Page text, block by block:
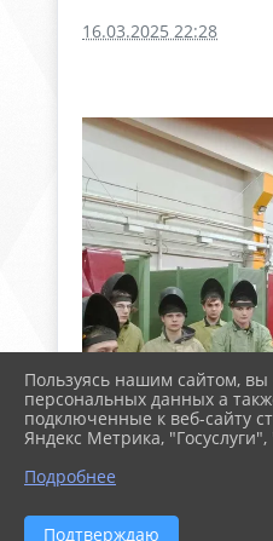
16.03.2025 22:28
Пользуясь нашим сайтом, вы
персональных данных а
подключенные к веб-сайту
Яндекс Метрика,
Подробнее
Подтверждаю